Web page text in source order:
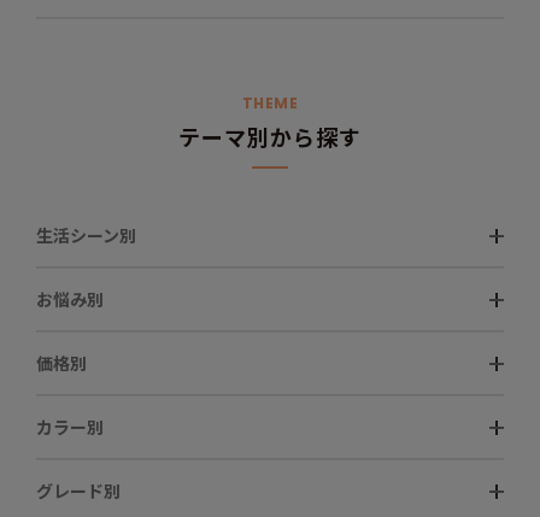
THEME
テーマ別から探す
生活シーン別
お悩み別
価格別
カラー別
グレード別